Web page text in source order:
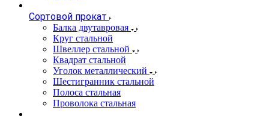
Сортовой прокат
Балка двутавровая
Круг стальной
Швеллер стальной
Квадрат стальной
Уголок металлический
Шестигранник стальной
Полоса стальная
Проволока стальная